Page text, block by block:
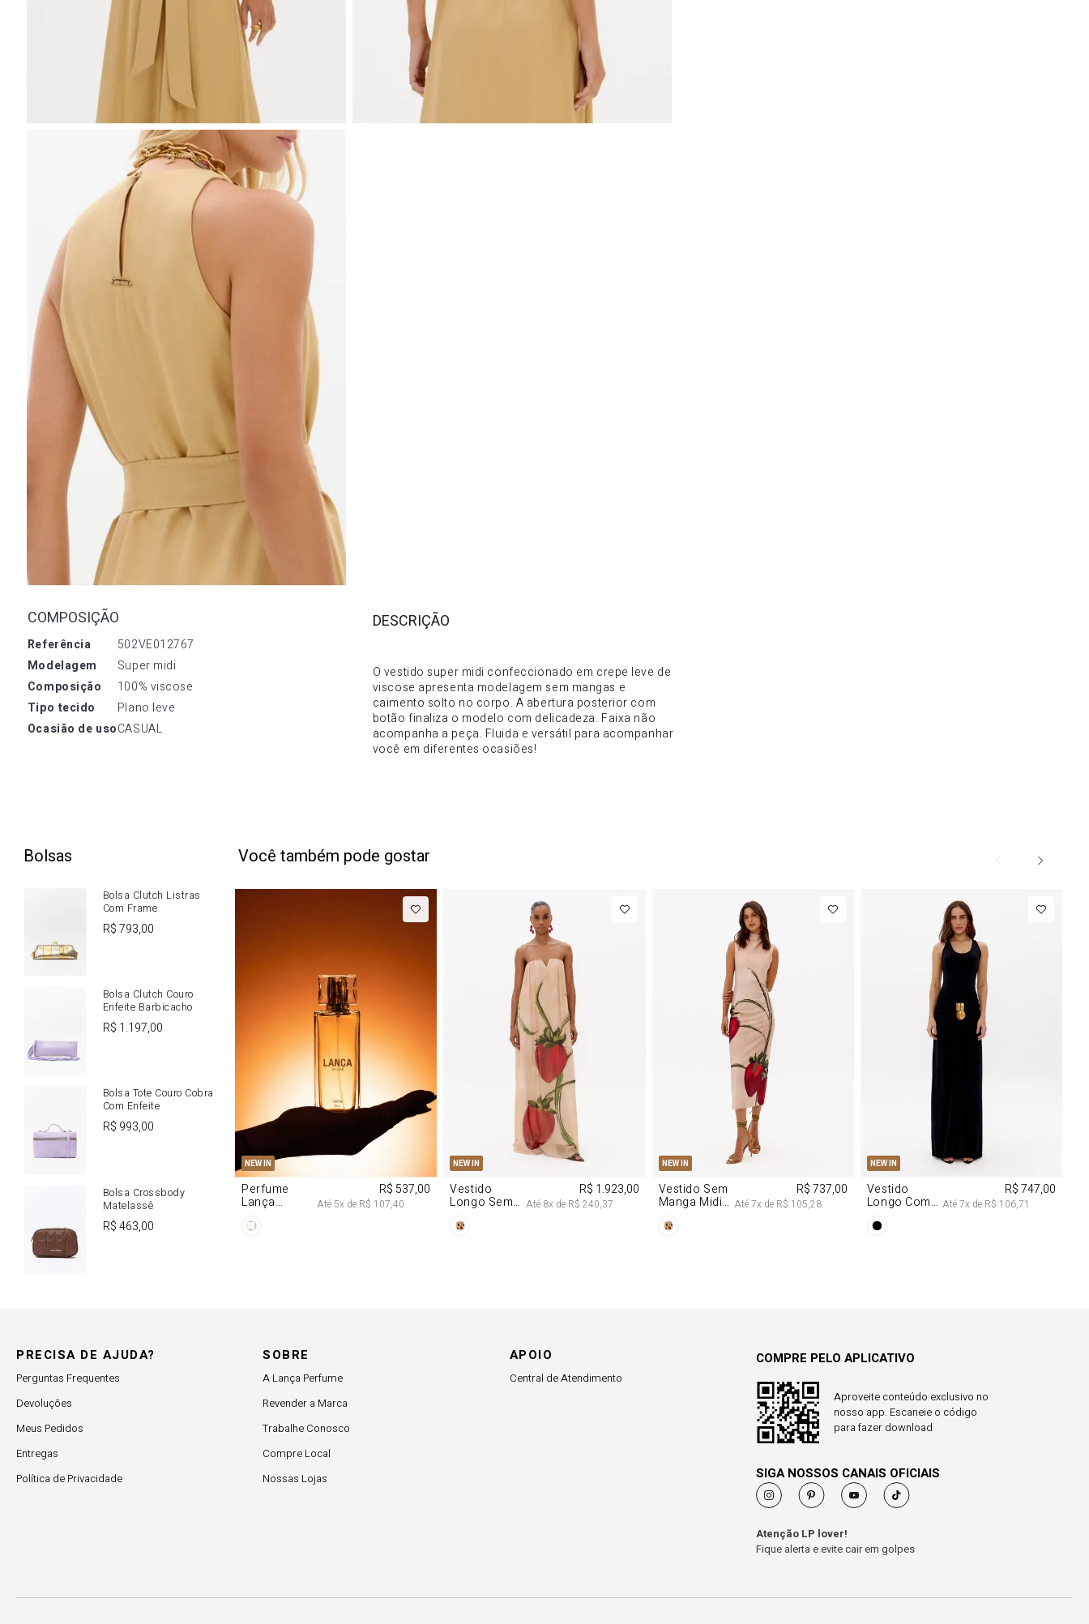
COMPOSIÇÃO
referência
502VE012767
modelagem
Super midi
composição
100% viscose
tipo tecido
Plano leve
ocasião de usoCASUAL
O vestido super midi confeccionado em crepe leve de
viscose apresenta modelagem sem mangas e
caimento solto no corpo. A abertura posterior com
botão finaliza o modelo com delicadeza. Faixa não
acompanha a peça. Fluida e versátil para acompanhar
você em diferentes ocasiões!
Bolsas
Bolsa Clutch Listras
Com Frame
R$793,00
Bolsa Clutch Couro
Enfeite Barbicacho
R$ 1.197,00
Bolsa Tote Couro Cobra
Com Enfeite
R$ 993,00
Bolsa Crossbody
Matelassê
R$463,00
Você também pode gostar
NEW IN
U
Perfume
Lança
R$ 537,00
Até 5x de R$ 107,40
NEW IN
G
Vestido
Longo Sem
Chiffon
R$ 1.923,00
Até 8x de R$ 240,37
NEW IN
PP M
Vestido Sem
Manga Midi
Morango
R$ 737,00
Até7x de R$ 105,28
NEW IN
PP M
Vestido
Longo Com
Na Frente
R$ 747,00
Até7x de R$ 106,71
PRECISA DE AJUDA?
Perguntas Frequentes
Devoluções
Meus Pedidos
Entregas
Política de Privacidade
SOBRE
A Lança Perfume
Revender a Marca
Trabalhe Conosco
Compre Local
Nossas Lojas
APOIO
Central de Atendimento
COMPRE PELO APLICATIVO
Aproveite conteúdo exclusivo no
nosso app. Escaneie o código
para fazer download
SIGA NOSSOS CANAIS OFICIAIS
Atenção LP lover!
Fique alerta e evite cair em golpes